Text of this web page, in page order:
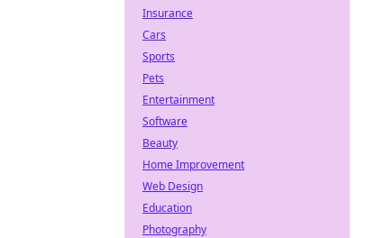
Insurance
Cars
Sports
Pets
Entertainment
Software
Beauty
Home Improvement
Web Design
Education
Photography